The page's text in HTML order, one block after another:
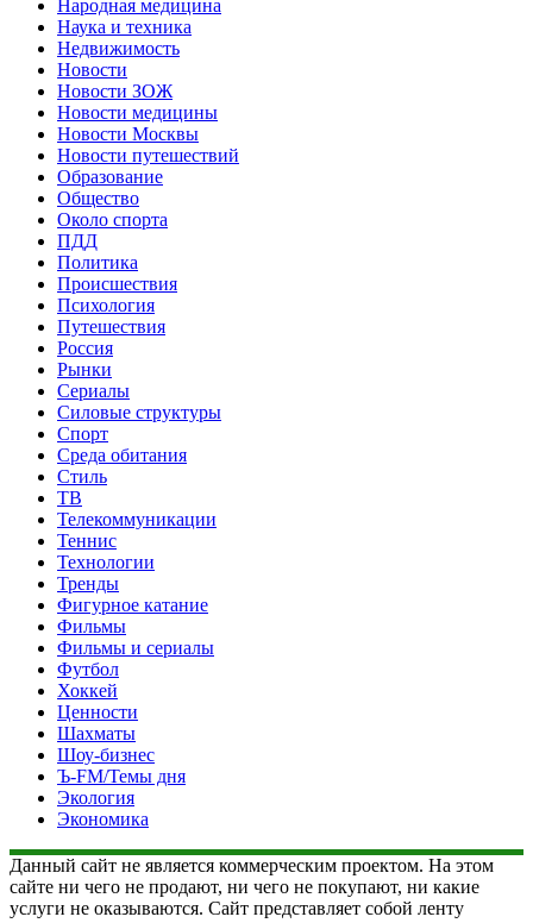
Народная медицина
Наука и техника
Недвижимость
Новости
Новости ЗОЖ
Новости медицины
Новости Москвы
Новости путешествий
Образование
Общество
Около спорта
ПДД
Политика
Происшествия
Психология
Путешествия
Россия
Рынки
Сериалы
Силовые структуры
Спорт
Среда обитания
Стиль
ТВ
Телекоммуникации
Теннис
Технологии
Тренды
Фигурное катание
Фильмы
Фильмы и сериалы
Футбол
Хоккей
Ценности
Шахматы
Шоу-бизнес
Ъ-FM/Темы дня
Экология
Экономика
Данный сайт не является коммерческим проектом. На этом
сайте ни чего не продают, ни чего не покупают, ни какие
услуги не оказываются. Сайт представляет собой ленту